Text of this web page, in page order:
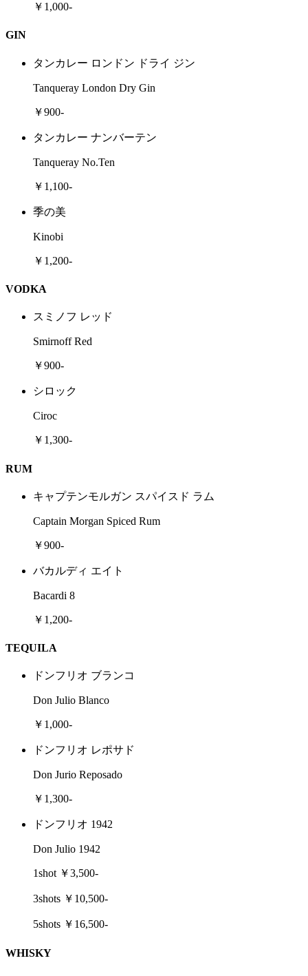
￥1,000-
GIN
タンカレー ロンドン ドライ ジン
Tanqueray London Dry Gin
￥900-
タンカレー ナンバーテン
Tanqueray No.Ten
￥1,100-
季の美
Kinobi
￥1,200-
VODKA
スミノフ レッド
Smirnoff Red
￥900-
シロック
Ciroc
￥1,300-
RUM
キャプテンモルガン スパイスド ラム
Captain Morgan Spiced Rum
￥900-
バカルディ エイト
Bacardi 8
￥1,200-
TEQUILA
ドンフリオ ブランコ
Don Julio Blanco
￥1,000-
ドンフリオ レポサド
Don Jurio Reposado
￥1,300-
ドンフリオ 1942
Don Julio 1942
1shot ￥3,500-
3shots ￥10,500-
5shots ￥16,500-
WHISKY